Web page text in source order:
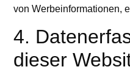
von Werbeinformationen,
4.
dieser